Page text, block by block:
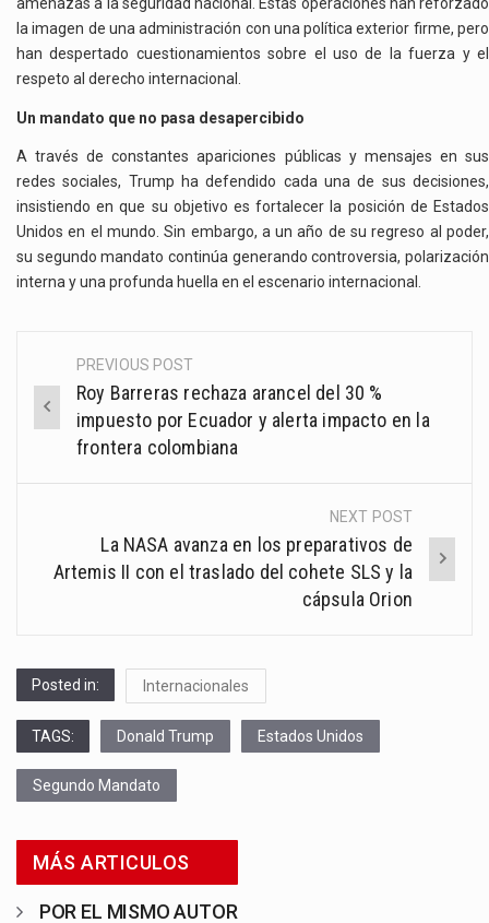
la imagen de una administración con una política exterior firme, pero
han despertado cuestionamientos sobre el uso de la fuerza y el
respeto al derecho internacional.
Un mandato que no pasa desapercibido
A través de constantes apariciones públicas y mensajes en sus
redes sociales, Trump ha defendido cada una de sus decisiones,
insistiendo en que su objetivo es fortalecer la posición de Estados
Unidos en el mundo. Sin embargo, a un año de su regreso al poder,
su segundo mandato continúa generando controversia, polarización
interna y una profunda huella en el escenario internacional.
Post
navigation
PREVIOUS POST
Roy Barreras rechaza arancel del 30 %
impuesto por Ecuador y alerta impacto en la
frontera colombiana
NEXT POST
La NASA avanza en los preparativos de
Artemis II con el traslado del cohete SLS y la
cápsula Orion
Posted in: Internacionales
TAGS: Donald Trump Estados Unidos
Segundo Mandato
MÁS ARTICULOS
POR EL MISMO AUTOR